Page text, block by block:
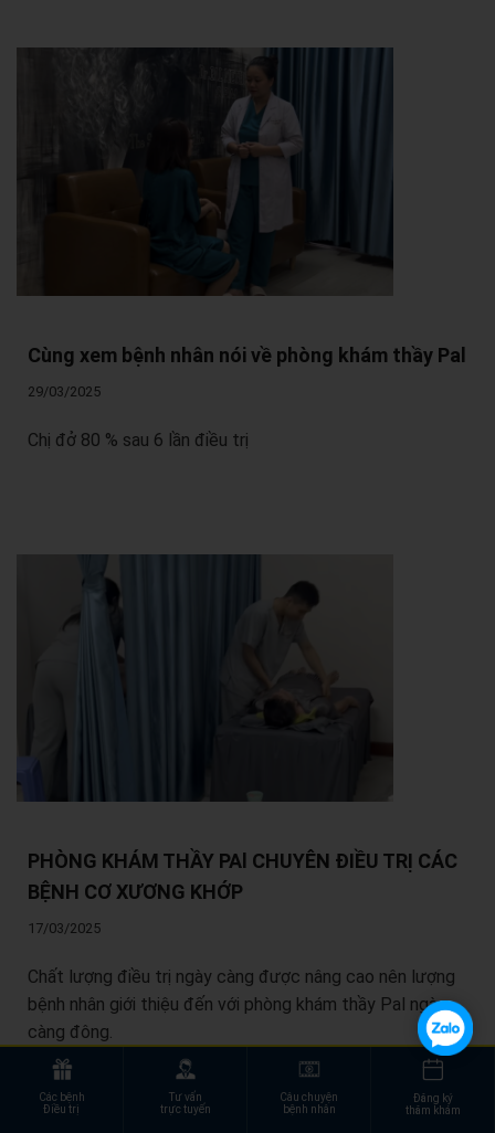
Cùng xem bệnh nhân nói về phòng khám thầy Pal
29/03/2025
Chị đở 80 % sau 6 lần điều trị
PHÒNG KHÁM THẦY PAl CHUYÊN ĐIỀU TRỊ CÁC
BỆNH CƠ XƯƠNG KHỚP
17/03/2025
Chất lượng điều trị ngày càng được nâng cao nên lượng
bệnh nhân giới thiệu đến với phòng khám thầy Pal ngày
càng đông.
Các bệnh
Điều trị
Tư vấn
trực tuyến
Câu chuyện
bệnh nhân
Đăng ký
thăm khám